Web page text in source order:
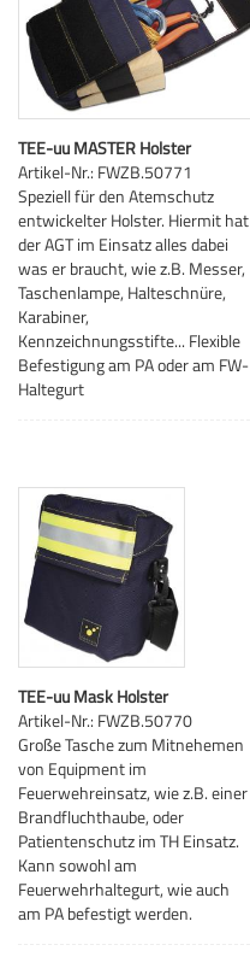
TEE-uu MASTER Holster
Artikel-Nr.: FWZB.50771
Speziell für den Atemschutz
entwickelter Holster. Hiermit hat
der AGT im Einsatz alles dabei
was er braucht, wie z.B. Messer,
Taschenlampe, Halteschnüre,
Karabiner,
Kennzeichnungsstifte... Flexible
Befestigung am PA oder am FW-
Haltegurt
TEE-uu Mask Holster
Artikel-Nr.: FWZB.50770
Große Tasche zum Mitnehemen
von Equipment im
Feuerwehreinsatz, wie z.B. einer
Brandfluchthaube, oder
Patientenschutz im TH Einsatz.
Kann sowohl am
Feuerwehrhaltegurt, wie auch
am PA befestigt werden.